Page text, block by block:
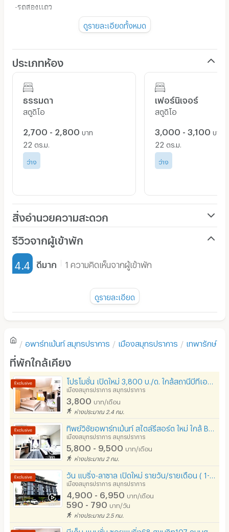
-รถสองแถว
ระบบรักษาความปลอดภัย
-ประตูคีย์การ์ด
-กล้องวงจรปิดทุกชั้น
เทคโนโลยีทันสมัย
-ระบบอินเตอร์เน็ตไร้สาย
ดูรายละเอียดทั้งหมด
ประเภทห้อง
ธรรมดา
สตูดิโอ
2,700 - 2,800 บาท
22 ตร.ม.
ว่าง
เฟอร์นิเจอร์
สตูดิโอ
3,000 - 3,100 บาท
22 ตร.ม.
ว่าง
สิ่งอำนวยความสะดวก
เฟอร์นิเจอร์-ตู้, เตียง
เครื่องทำน้ำอุ่น
โซฟา
โต๊ะ - เก้าอี้ทำงาน
เตาปรุงอาหาร
อนุญาตให้เลี้ยงสัตว์
อนุญาตให้สูบบุหรี่ในห้องพัก
โทรศัพท์สายตรง
ที่จอดรถ
ที่จอดรถมอเตอร์ไซด์/จักรยาน
ลิฟต์
รีวิวจากผู้เข้าพัก
4.4 ดีมาก 1 ความคิดเห็นจากผู้เข้าพัก
ทำเลที่ตั้ง
ความสะดวกในการเดินทาง
การให้บริการ
ดูสิ่งที่ผู้เข้าพักชื่นชอบ :
Pramuan SP
25/05/2026 3:15
พักอยู่ปัจจุบัน
การเดินทางสะดวกมากๆ อาหารกินกิน ร้านค้า,ตลาด
ดูรายละเอียด
อพาร์ทเม้นท์ สมุทรปราการ เมืองสมุทรปราการ เทพารักษ์
ที่พักใกล้เคียง
เมืองสมุทรปราการ สมุทรปราการ
3,800 บาท/เดือน
ห่างประมาณ 2.4 กม.
เมืองสมุทรปราการ สมุทรปราการ
5,800 - 9,500 บาท/เดือน
ห่างประมาณ 2 กม.
เมืองสมุทรปราการ สมุทรปราการ
4,900 - 6,950 บาท/เดือน
590 - 790 บาท/วัน
ห่างประมาณ 2.5 กม.